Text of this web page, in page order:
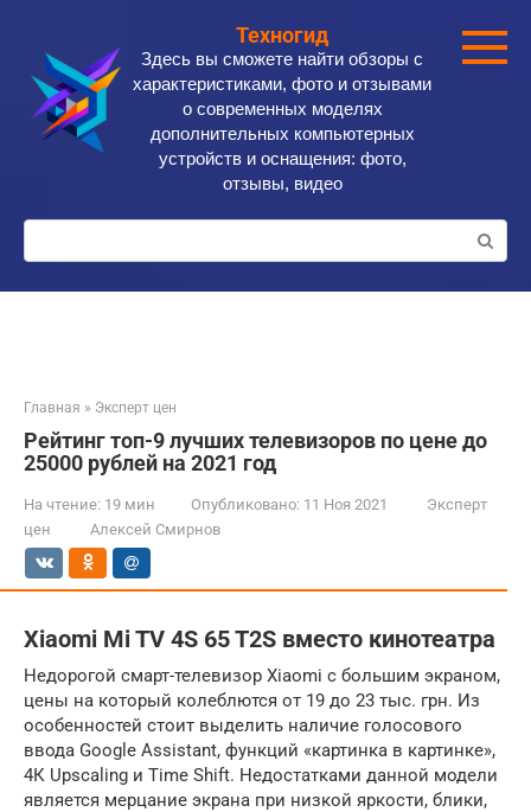
контенту
Техногид
Здесь вы сможете найти обзоры с
характеристиками, фото и отзывами
о современных моделях
дополнительных компьютерных
устройств и оснащения: фото,
отзывы, видео
Поиск:
Главная » Эксперт цен
Рейтинг топ-9 лучших телевизоров по цене до
25000 рублей на 2021 год
На чтение: 19 мин Опубликовано: 11 Ноя 2021
Эксперт
цен
Алексей Смирнов
Xiaomi Mi TV 4S 65 T2S вместо кинотеатра
Недорогой смарт-телевизор Xiaomi с большим экраном,
цены на который колеблются от 19 до 23 тыс. грн. Из
особенностей стоит выделить наличие голосового
ввода Google Assistant, функций «картинка в картинке»,
4К Upscaling и Time Shift. Недостатками данной модели
является мерцание экрана при низкой яркости, блики,